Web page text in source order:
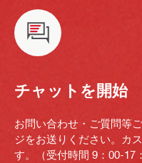
チャットを開始
お問い合わせ・ご質問等
ジをお送りください。カ
す。（受付時間 9：00-17